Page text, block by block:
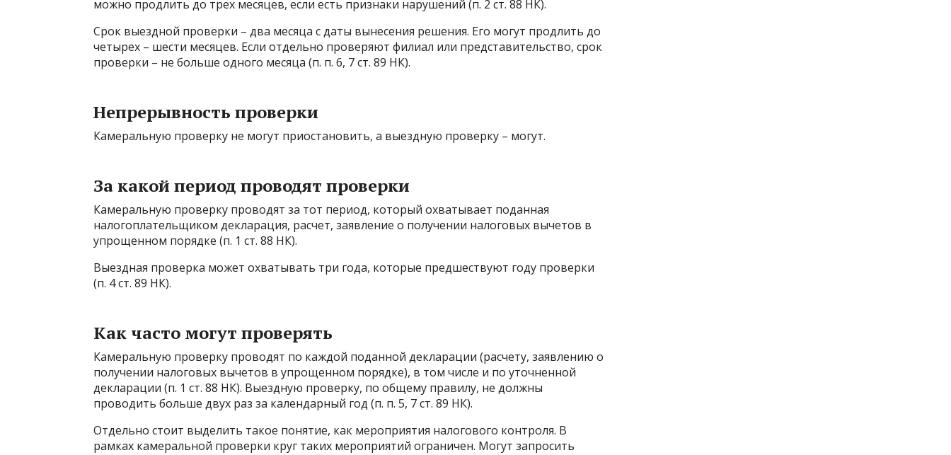
можно продлить до трех месяцев, если есть признаки нарушений (п. 2 ст. 88 НК).
Срок выездной проверки – два месяца с даты вынесения решения. Его могут продлить до
четырех – шести месяцев. Если отдельно проверяют филиал или представительство, срок
проверки – не больше одного месяца (п. п. 6, 7 ст. 89 НК).
Непрерывность проверки
Камеральную проверку не могут приостановить, а выездную проверку – могут.
За какой период проводят проверки
Камеральную проверку проводят за тот период, который охватывает поданная
налогоплательщиком декларация, расчет, заявление о получении налоговых вычетов в
упрощенном порядке (п. 1 ст. 88 НК).
Выездная проверка может охватывать три года, которые предшествуют году проверки
(п. 4 ст. 89 НК).
Как часто могут проверять
Камеральную проверку проводят по каждой поданной декларации (расчету, заявлению о
получении налоговых вычетов в упрощенном порядке), в том числе и по уточненной
декларации (п. 1 ст. 88 НК). Выездную проверку, по общему правилу, не должны
проводить больше двух раз за календарный год (п. п. 5, 7 ст. 89 НК).
Отдельно стоит выделить такое понятие, как мероприятия налогового контроля. В
рамках камеральной проверки круг таких мероприятий ограничен. Могут запросить